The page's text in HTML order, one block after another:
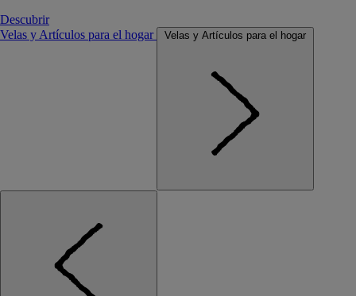
Descubrir
Velas y Artículos para el hogar
Velas y Artículos para el hogar